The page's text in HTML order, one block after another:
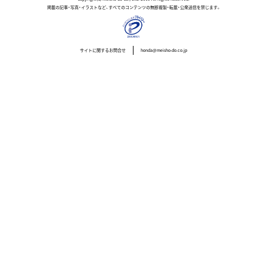
掲載の記事・写真・イラストなど、すべてのコンテンツの無断複製・転載・公衆送信を禁じます。
サイトに関するお問合せ honda@meisho-do.co.jp